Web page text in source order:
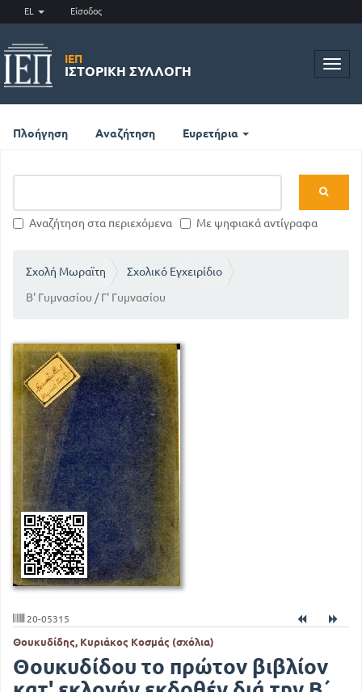
EL Είσοδος
ΙΕΠ
ΙΣΤΟΡΙΚΉ ΣΥΛΛΟΓΉ
Πλοήγηση Αναζήτηση Ευρετήρια
Αναζήτηση στα περιεχόμενα Με ψηφιακά αντίγραφα
Σχολή Μωραϊτη
Σχολικό Εγχειρίδιο
Β' Γυμνασίου / Γ' Γυμνασίου
20-05315
Θουκυδίδης, Κυριάκος Κοσμάς (σχόλια)
Θουκυδίδου το πρώτον βιβλίον